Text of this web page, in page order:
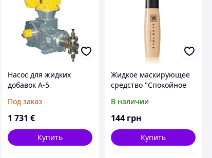
Насос для жидких
добавок А-5
Под заказ
1 731 €
Купить
Жидкое маскирующее
средство "Спокойное
Ейвон
В наличии
144 грн
Купить